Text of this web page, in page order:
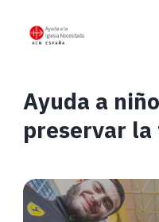
Ayuda a
preservar la